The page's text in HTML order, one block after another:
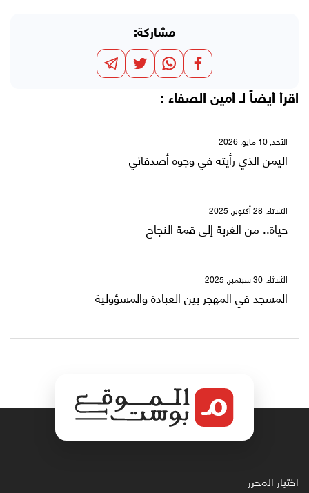
مشاركة:
اقرأ أيضاً لـ أمين الصفاء :
الأحد, 10 مايو, 2026
اليمن الذي رأيته في وجوه أصدقائي
الثلاثاء, 28 أكتوبر, 2025
حياة.. من الغربة إلى قمة النجاح
الثلاثاء, 30 سبتمبر, 2025
المسجد في المهجر بين العبادة والمسؤولية
اختيار المحرر